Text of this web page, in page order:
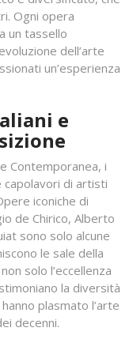
Ogni opera
un tassello
dell’arte
un’esperienza
e
Contemporanea, i
capolavori di artisti
iconiche di
de Chirico, Alberto
sono solo alcune
le sale della
solo l’eccellenza
la diversità
plasmato l’arte
decenni.